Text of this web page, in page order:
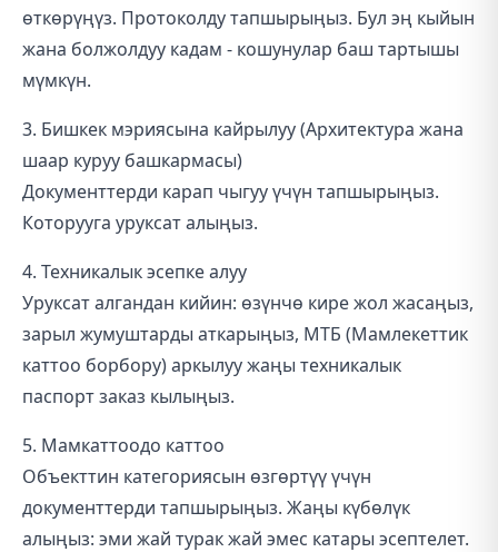
өткөрүңүз. Протоколду тапшырыңыз. Бул эң кыйын
жана болжолдуу кадам - кошунулар баш тартышы
мүмкүн.
3. Бишкек мэриясына кайрылуу (Архитектура жана
шаар куруу башкармасы)
Документтерди карап чыгуу үчүн тапшырыңыз.
Которууга уруксат алыңыз.
4. Техникалык эсепке алуу
Уруксат алгандан кийин: өзүнчө кире жол жасаңыз,
зарыл жумуштарды аткарыңыз, МТБ (Мамлекеттик
каттоо борбору) аркылуу жаңы техникалык
паспорт заказ кылыңыз.
5. Мамкаттоодо каттоо
Объекттин категориясын өзгөртүү үчүн
документтерди тапшырыңыз. Жаңы күбөлүк
алыңыз: эми жай турак жай эмес катары эсептелет.